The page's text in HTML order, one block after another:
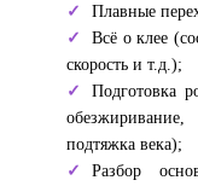
Плавные
Всё о клее
скорость и т.д.);
Подготовка
подтяжка века);
Разбор